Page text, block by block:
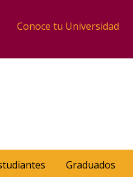
Conoce tu Universidad
Graduados